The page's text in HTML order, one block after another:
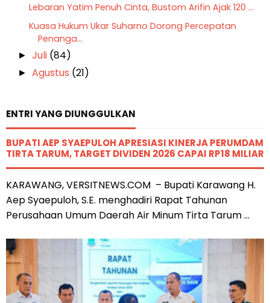
Lebaran Yatim Penuh Cinta, Bustom Arifin Ajak 120 ...
Kuasa Hukum Ukar Suharno Dorong Percepatan
Penanga...
►Juli (84)
► Agustus (21)
ENTRI YANG DIUNGGULKAN
BUPATI AEP SYAEPULOH APRESIASI KINERJA PERUMDAM
TIRTA TARUM, TARGET DIVIDEN 2026 CAPAI RP18 MILIAR
KARAWANG, VERSITNEWS.COM – Bupati Karawang H.
Aep Syaepuloh, S.E. menghadiri Rapat Tahunan
Perusahaan Umum Daerah Air Minum Tirta Tarum ...